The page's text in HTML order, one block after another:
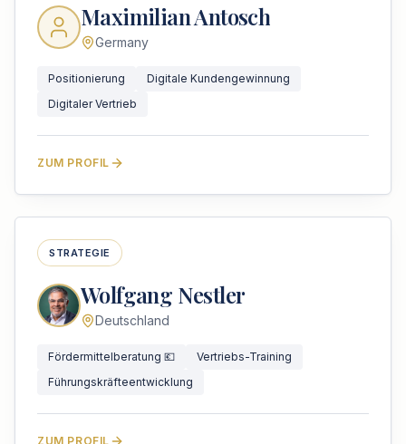
Maximilian Antosch
Germany
Positionierung
Digitale Kundengewinnung
Digitaler Vertrieb
ZUM PROFIL
STRATEGIE
Wolfgang Nestler
Deutschland
Fördermittelberatung 💶
Vertriebs-Training
Führungskräfteentwicklung
ZUM PROFIL